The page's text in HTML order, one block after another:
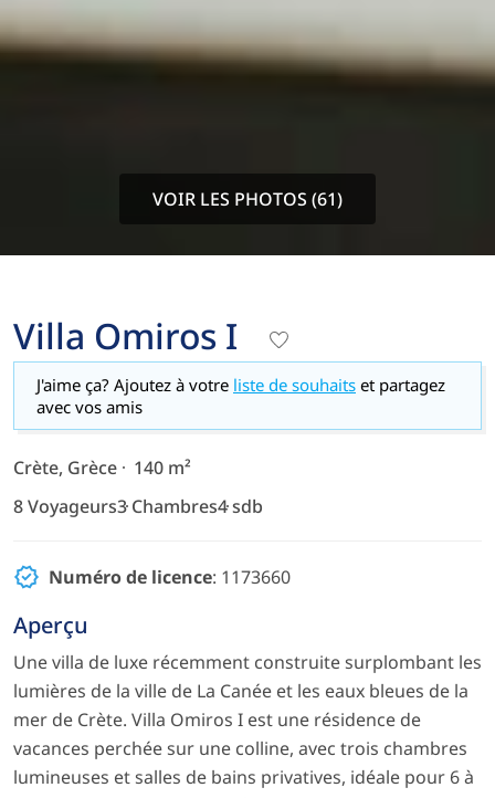
VOIR LES PHOTOS (61)
Villa Omiros I
J'aime ça? Ajoutez à votre liste de souhaits et partagez
avec vos amis
Crète, Grèce
140 m²
8 Voyageurs3 Chambres4 sdb
Numéro de licence: 1173660
Aperçu
Une villa de luxe récemment construite surplombant les
lumières de la ville de La Canée et les eaux bleues de la
mer de Crète. Villa Omiros I est une résidence de
vacances perchée sur une colline, avec trois chambres
lumineuses et salles de bains privatives, idéale pour 6 à